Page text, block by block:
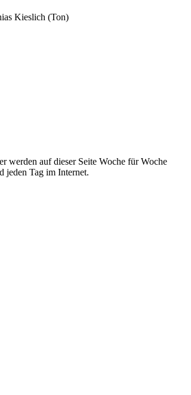
Kieslich (Ton)
werden auf dieser Seite Woche für Woche
jeden Tag im Internet.